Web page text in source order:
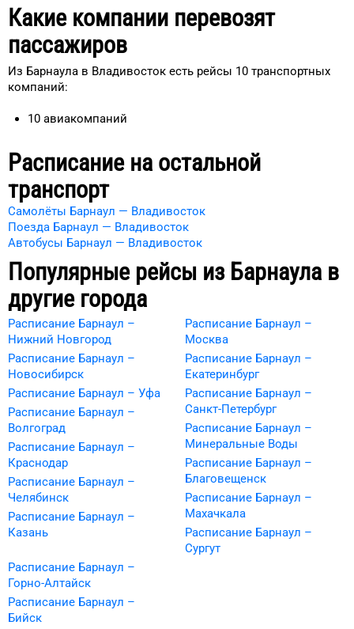
Какие компании перевозят
пассажиров
Из Барнаула в Владивосток есть рейсы 10 транспортных
компаний:
10 авиакомпаний
Расписание на остальной
транспорт
Самолёты Барнаул — Владивосток
Поезда Барнаул — Владивосток
Автобусы Барнаул — Владивосток
Популярные рейсы из Барнаула в
другие города
Расписание Барнаул –
Нижний Новгород
Расписание Барнаул –
Новосибирск
Расписание Барнаул – Уфа
Расписание Барнаул –
Волгоград
Расписание Барнаул –
Краснодар
Расписание Барнаул –
Челябинск
Расписание Барнаул –
Казань
Расписание Барнаул –
Москва
Расписание Барнаул –
Екатеринбург
Расписание Барнаул –
Санкт-Петербург
Расписание Барнаул –
Минеральные Воды
Расписание Барнаул –
Благовещенск
Расписание Барнаул –
Махачкала
Расписание Барнаул –
Сургут
Расписание Барнаул –
Горно-Алтайск
Расписание Барнаул –
Бийск